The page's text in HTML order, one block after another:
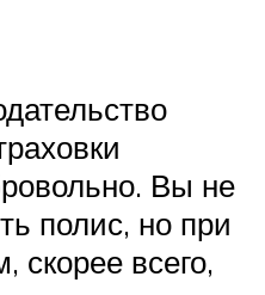
Вы не
полис, но при
скорее всего,